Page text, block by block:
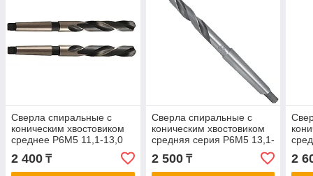
Сверла спиральные с
коническим хвостовиком
среднее Р6М5 11,1-13,0
2 400 ₸
Сверла спиральные с
коническим хвостовиком
средняя серия Р6М5 13,1-
2 500₸ 2